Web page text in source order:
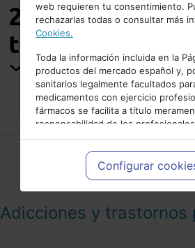
Accede o regístrate con tu email.
web requieren tu consentimiento.
rechazarlas todas o consultar más
Cookies.
Toda la información incluida en la
productos del mercado español y,
sanitarios legalmente facultados
medicamentos con ejercicio
fármacos se facilita a título
responsabilidad de los
medicamentos y decidir, en cada
adecuado a las necesidades del
Configurar
Adicciones y trastornos